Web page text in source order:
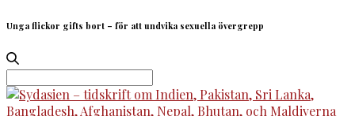
Unga flickor gifts bort – för att undvika sexuella övergrepp
Search
for: